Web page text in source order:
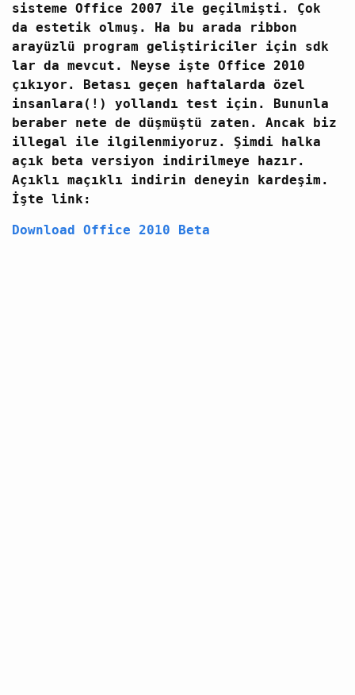
sisteme Office 2007 ile geçilmişti. Çok
da estetik olmuş. Ha bu arada ribbon
arayüzlü program geliştiriciler için sdk
lar da mevcut. Neyse işte Office 2010
çıkıyor. Betası geçen haftalarda özel
insanlara(!) yollandı test için. Bununla
beraber nete de düşmüştü zaten. Ancak biz
illegal ile ilgilenmiyoruz. Şimdi halka
açık beta versiyon indirilmeye hazır.
Açıklı maçıklı indirin deneyin kardeşim.
İşte link:
Download Office 2010 Beta